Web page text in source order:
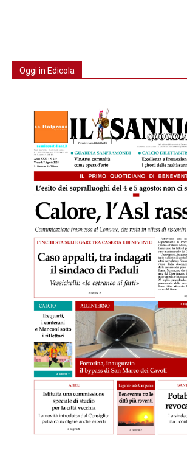
Oggi in Edicola